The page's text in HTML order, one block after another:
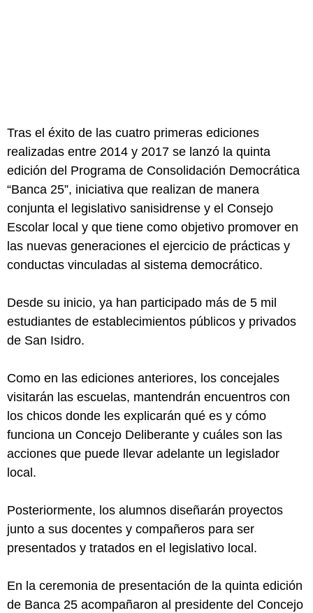
Tras el éxito de las cuatro primeras ediciones
realizadas entre 2014 y 2017 se lanzó la quinta
edición del Programa de Consolidación Democrática
“Banca 25”, iniciativa que realizan de manera
conjunta el legislativo sanisidrense y el Consejo
Escolar local y que tiene como objetivo promover en
las nuevas generaciones el ejercicio de prácticas y
conductas vinculadas al sistema democrático.
Desde su inicio, ya han participado más de 5 mil
estudiantes de establecimientos públicos y privados
de San Isidro.
Como en las ediciones anteriores, los concejales
visitarán las escuelas, mantendrán encuentros con
los chicos donde les explicarán qué es y cómo
funciona un Concejo Deliberante y cuáles son las
acciones que puede llevar adelante un legislador
local.
Posteriormente, los alumnos diseñarán proyectos
junto a sus docentes y compañeros para ser
presentados y tratados en el legislativo local.
En la ceremonia de presentación de la quinta edición
de Banca 25 acompañaron al presidente del Concejo